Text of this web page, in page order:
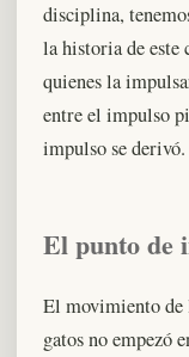
disciplina,
la historia de este
quienes la
entre el impulso
impulso se
El punto de
El movimiento de
gatos no empezó